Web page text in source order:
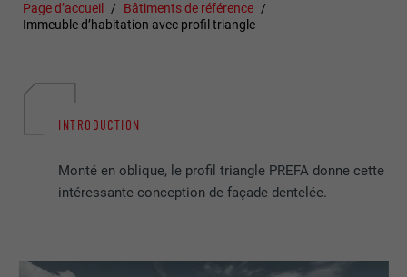
Page d’accueil
Bâtiments de référence
Immeuble d’habitation avec profil triangle
INTRODUCTION
Monté en oblique, le profil triangle PREFA donne cette
intéressante conception de façade dentelée.